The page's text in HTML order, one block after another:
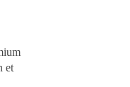
et